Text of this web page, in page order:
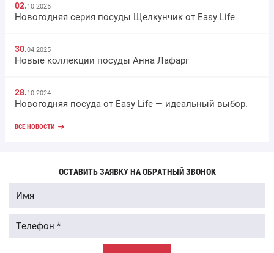
02.10.2025
Новогодняя серия посуды Щелкунчик от Easy Life
30.04.2025
Новые коллекции посуды Анна Лафарг
28.10.2024
Новогодняя посуда от Easy Life — идеальный выбор.
ВСЕ НОВОСТИ
ОСТАВИТЬ ЗАЯВКУ НА ОБРАТНЫЙ ЗВОНОК